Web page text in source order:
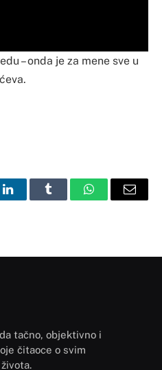
– onda je za mene sve u
LinkedInTumblr WhatsAppEmail
tačno, objektivno i
čitaoce o svim